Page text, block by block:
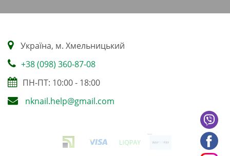
Українa, м. Хмельницький
+38 (098) 360-87-08
ПН-ПТ: 10:00 - 18:00
nknail.help@gmail.com